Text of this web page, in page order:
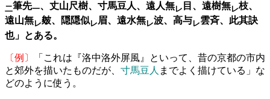
二筆先一、丈山尺樹、寸馬豆人、遠人無レ 目、遠樹無レ枝、
遠山無レ皴、隠隠似レ眉、遠水無レ波、高与レ雲斉、此其訣
也」とある。
〔例〕
「これは『洛中洛外屏風』といって、昔の京都の市内
と郊外を描いたものだが、 寸馬豆人 までよく描けている」な
どのように使う。